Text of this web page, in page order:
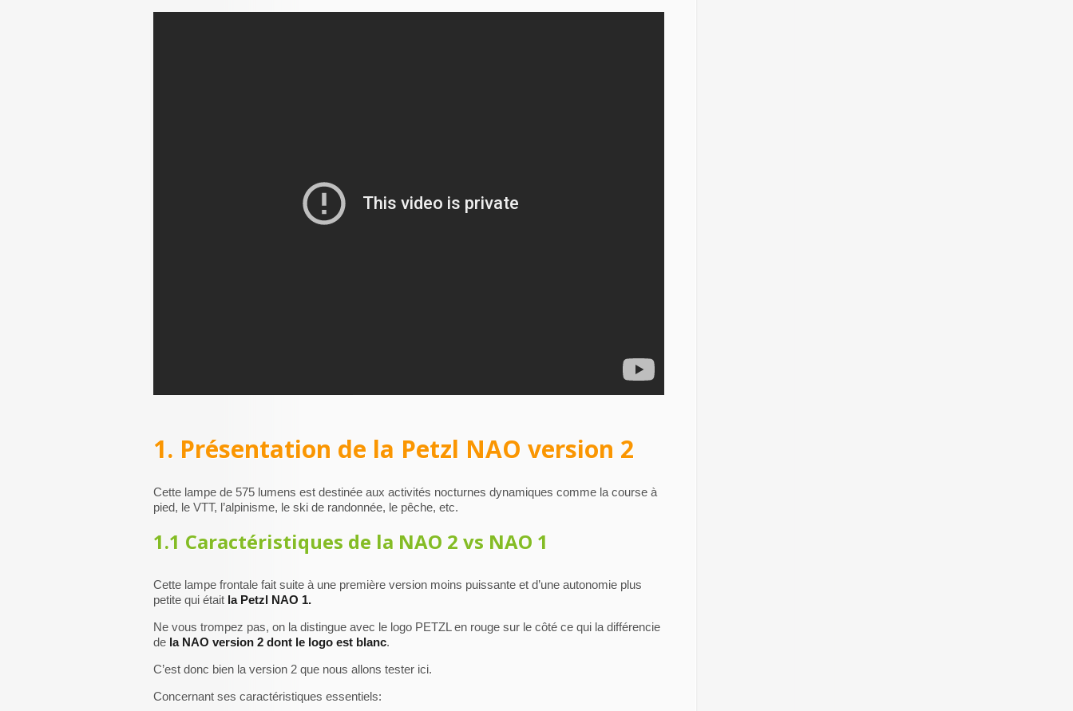
1. Présentation de la Petzl NAO version 2
Cette lampe de 575 lumens est destinée aux activités nocturnes dynamiques comme la course à
pied, le VTT, l’alpinisme, le ski de randonnée, le pêche, etc.
1.1 Caractéristiques de la NAO 2 vs NAO 1
Cette lampe frontale fait suite à une première version moins puissante et d’une autonomie plus
petite qui était la Petzl NAO 1.
Ne vous trompez pas, on la distingue avec le logo PETZL en rouge sur le côté ce qui la différencie
de la NAO version 2 dont le logo est blanc.
C’est donc bien la version 2 que nous allons tester ici.
Concernant ses caractéristiques essentiels: